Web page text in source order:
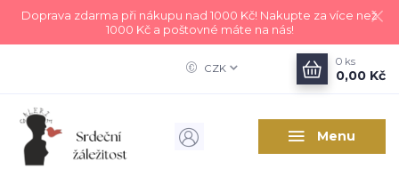
Doprava zdarma při nákupu nad 1000 Kč! Nakupte za více než
1000 Kč a poštovné máte na nás!
Menu
CZK
0 ks
0,00 Kč